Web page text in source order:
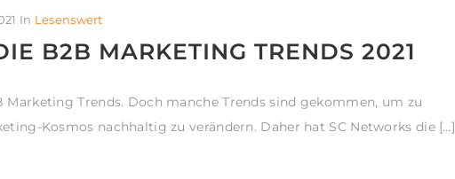
In Lesenswert
B2B MARKETING TRENDS 2021
Marketing Trends. Doch manche Trends sind gekommen, um zu
Kosmos nachhaltig zu verändern. Daher hat SC Networks die […]